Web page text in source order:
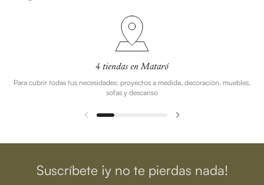
4 tiendas en Mataró
Para cubrir todas tus necesidades: proyectos a medida, decoración, muebles,
sofas y descanso
Suscríbete ¡y no te pierdas nada!